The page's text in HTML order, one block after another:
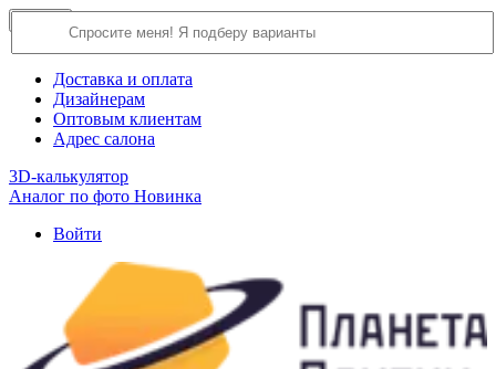
О компании
Доставка и оплата
Дизайнерам
Оптовым клиентам
Адрес салона
3D-калькулятор
Аналог по фото Новинка
Войти